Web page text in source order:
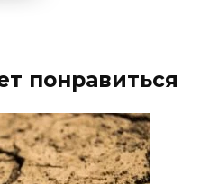
понравиться